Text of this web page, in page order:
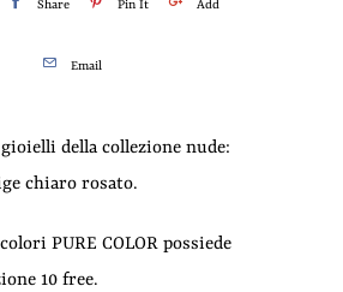
Share Pin It Add
Email
della collezione nude:
chiaro rosato.
PURE COLOR possiede
10 free.